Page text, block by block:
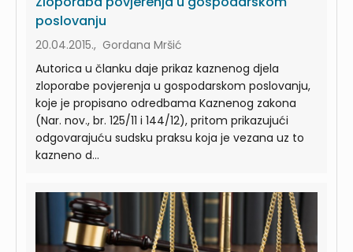
poslovanju
20.04.2015., Gordana Mršić
Autorica u članku daje prikaz kaznenog djela
zloporabe povjerenja u gospodarskom poslovanju,
koje je propisano odredbama Kaznenog zakona
(Nar. nov., br. 125/11 i 144/12), pritom prikazujući
odgovarajuću sudsku praksu koja je vezana uz to
kazneno d...